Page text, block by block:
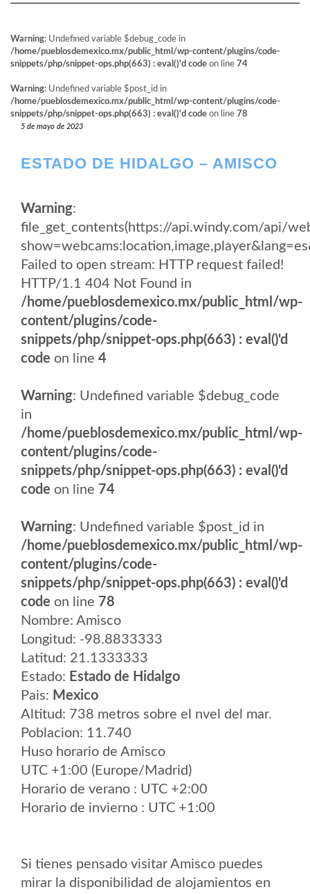
Warning: Undefined variable $debug_code in
/home/pueblosdemexico.mx/public_html/wp-content/plugins/code-
snippets/php/snippet-ops.php(663) : eval()'d code on line 74
Warning: Undefined variable $post_id in
/home/pueblosdemexico.mx/public_html/wp-content/plugins/code-
snippets/php/snippet-ops.php(663) : eval()'d code on line 78
5 de mayo de 2023
ESTADO DE HIDALGO – AMISCO
Warning:
file_get_contents(https://api.windy.com/api/
Failed to open stream: HTTP request failed!
HTTP/1.1 404 Not Found in
/home/pueblosdemexico.mx/public_html/wp-
content/plugins/code-
snippets/php/snippet-ops.php(663) : eval()'d
code on line 4
Warning: Undefined variable $debug_code
in
/home/pueblosdemexico.mx/public_html/wp-
content/plugins/code-
snippets/php/snippet-ops.php(663) : eval()'d
code on line 74
Warning: Undefined variable $post_id in
/home/pueblosdemexico.mx/public_html/wp-
content/plugins/code-
snippets/php/snippet-ops.php(663) : eval()'d
code on line 78
Nombre: Amisco
Longitud: -98.8833333
Latitud: 21.1333333
Estado: Estado de Hidalgo
Pais: Mexico
Altitud: 738 metros sobre el nvel del mar.
Poblacion: 11.740
Huso horario de Amisco
UTC +1:00 (Europe/Madrid)
Horario de verano : UTC +2:00
Horario de invierno : UTC +1:00
Si tienes pensado visitar Amisco puedes
mirar la disponibilidad de alojamientos en